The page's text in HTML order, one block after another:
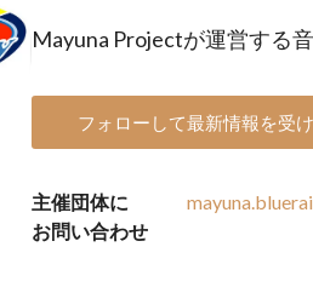
Mayuna Projectが運営する
フォローして最新情報を受
主催団体に
お問い合わせ